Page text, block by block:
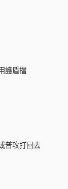
護盾擋
普攻打回去